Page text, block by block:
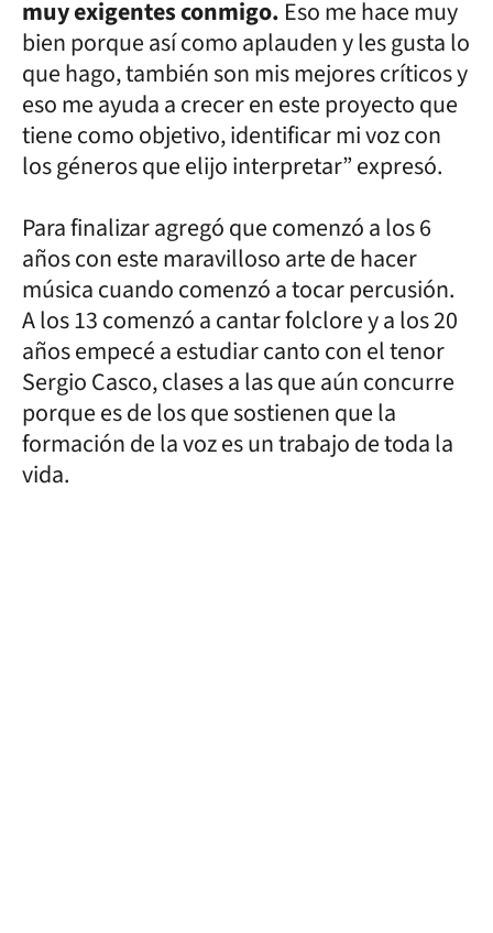
muy exigentes conmigo. Eso me hace muy
bien porque así como aplauden y les gusta lo
que hago, también son mis mejores críticos y
eso me ayuda a crecer en este proyecto que
tiene como objetivo, identificar mi voz con
los géneros que elijo interpretar” expresó.
Para finalizar agregó que comenzó a los 6
años con este maravilloso arte de hacer
música cuando comenzó a tocar percusión.
A los 13 comenzó a cantar folclore y a los 20
años empecé a estudiar canto con el tenor
Sergio Casco, clases a las que aún concurre
porque es de los que sostienen que la
formación de la voz es un trabajo de toda la
vida.